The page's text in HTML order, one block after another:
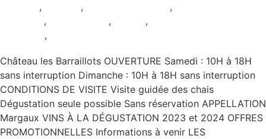
, , ,
, , ,
,
Château les Barraillots OUVERTURE Samedi : 10H à 18H
sans interruption Dimanche : 10H à 18H sans interruption
CONDITIONS DE VISITE Visite guidée des chais
Dégustation seule possible Sans réservation APPELLATION
Margaux VINS À LA DÉGUSTATION 2023 et 2024 OFFRES
PROMOTIONNELLES Informations à venir LES